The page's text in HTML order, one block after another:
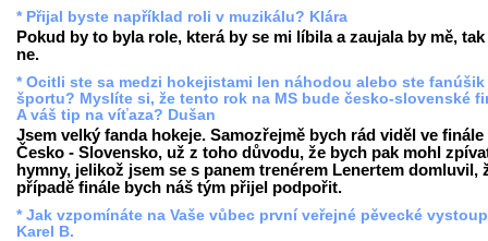
* Přijal byste například roli v muzikálu? Klára
Pokud by to byla role, která by se mi líbila a zaujala by mě,
ne.
* Ocitli ste sa medzi hokejistami len náhodou alebo ste
športu? Myslíte si, že tento rok na MS bude česko-slovenské
A váš tip na víťaza? Dušan
Jsem velký fanda hokeje. Samozřejmě bych rád viděl ve finále
Česko - Slovensko, už z toho důvodu, že bych pak mohl
hymny, jelikož jsem se s panem trenérem Lenertem domluvil,
případě finále bych náš tým přijel podpořit.
* Jak vzpomínáte na Vaše vůbec první veřejné pěvecké
Karel B.